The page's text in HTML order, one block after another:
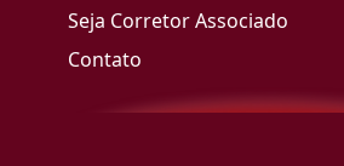
Seja Corretor Associado
Contato